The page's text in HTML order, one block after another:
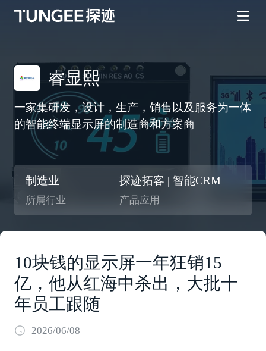
睿显熙
一家集研发，设计，生产，销售以及服务为一体
的智能终端显示屏的制造商和方案商
制造业
所属行业
探迹拓客 | 智能CRM
产品应用
10块钱的显示屏一年狂销15
亿，他从红海中杀出，大批十
年员工跟随
2026/06/08